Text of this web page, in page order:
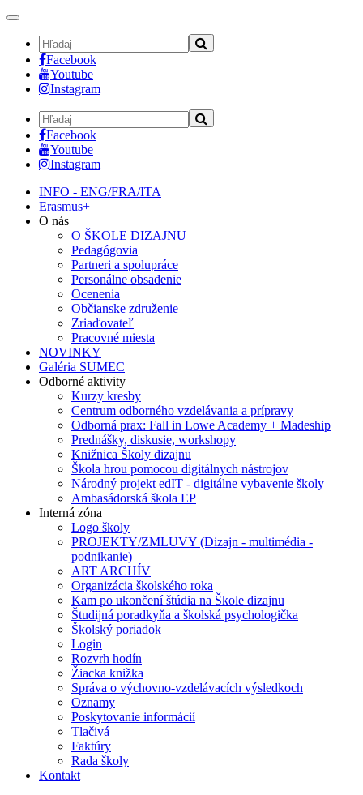
Toggle
navigation
Facebook
Youtube
Instagram
Facebook
Youtube
Instagram
INFO - ENG/FRA/ITA
Erasmus+
O nás
O ŠKOLE DIZAJNU
Pedagógovia
Partneri a spolupráce
Personálne obsadenie
Ocenenia
Občianske združenie
Zriaďovateľ
Pracovné miesta
NOVINKY
Galéria SUMEC
Odborné aktivity
Kurzy kresby
Centrum odborného vzdelávania a prípravy
Odborná prax: Fall in Lowe Academy + Madeship
Prednášky, diskusie, workshopy
Knižnica Školy dizajnu
Škola hrou pomocou digitálnych nástrojov
Národný projekt edIT - digitálne vybavenie školy
Ambasádorská škola EP
Interná zóna
Logo školy
PROJEKTY/ZMLUVY (Dizajn - multimédia -
podnikanie)
ART ARCHÍV
Organizácia školského roka
Kam po ukončení štúdia na Škole dizajnu
Študijná poradkyňa a školská psychologička
Školský poriadok
Login
Rozvrh hodín
Žiacka knižka
Správa o výchovno-vzdelávacích výsledkoch
Oznamy
Poskytovanie informácií
Tlačivá
Faktúry
Rada školy
Kontakt